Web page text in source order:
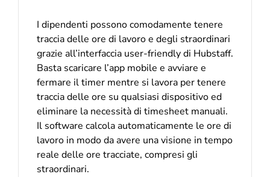
I dipendenti possono comodamente tenere
traccia delle ore di lavoro e degli straordinari
grazie all’interfaccia user-friendly di Hubstaff.
Basta scaricare l’app mobile e avviare e
fermare il timer mentre si lavora per tenere
traccia delle ore su qualsiasi dispositivo ed
eliminare la necessità di timesheet manuali.
Il software calcola automaticamente le ore di
lavoro in modo da avere una visione in tempo
reale delle ore tracciate, compresi gli
straordinari.